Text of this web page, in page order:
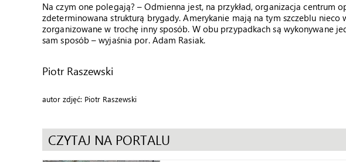
Na czym one polegają? – Odmienna jest, na przykład, organizacja centrum
zdeterminowana strukturą brygady. Amerykanie mają na tym szczeblu nieco
zorganizowane w trochę inny sposób. W obu przypadkach są wykonywane
sam sposób – wyjaśnia por. Adam Rasiak.
Piotr Raszewski
autor zdjęć: Piotr Raszewski
CZYTAJ NA PORTALU